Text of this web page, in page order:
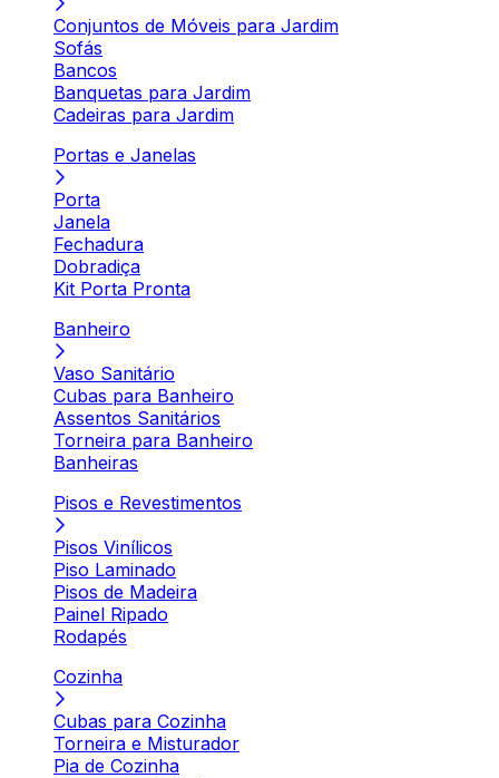
Conjuntos de Móveis para Jardim
Sofás
Bancos
Banquetas para Jardim
Cadeiras para Jardim
Portas e Janelas
Porta
Janela
Fechadura
Dobradiça
Kit Porta Pronta
Banheiro
Vaso Sanitário
Cubas para Banheiro
Assentos Sanitários
Torneira para Banheiro
Banheiras
Pisos e Revestimentos
Pisos Vinílicos
Piso Laminado
Pisos de Madeira
Painel Ripado
Rodapés
Cozinha
Cubas para Cozinha
Torneira e Misturador
Pia de Cozinha